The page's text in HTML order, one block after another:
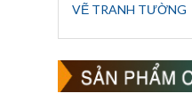
VẼ TRANH TƯỜNG